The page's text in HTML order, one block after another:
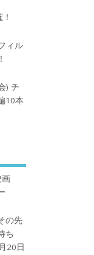
ィル
) チ
10本
画
の先
ち
20日